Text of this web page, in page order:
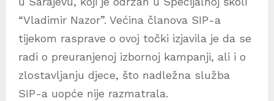
“Vladimir Nazor”. Većina članova SIP-a
tijekom rasprave o ovoj točki izjavila je da se
radi o preuranjenoj izbornoj kampanji, ali i o
zlostavljanju djece, što nadležna služba
SIP-a uopće nije razmatrala.